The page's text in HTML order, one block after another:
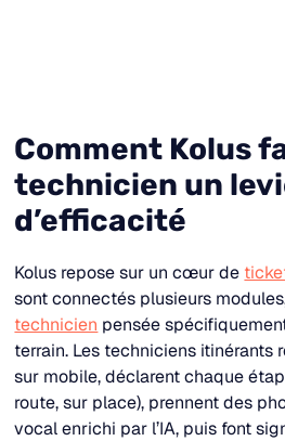
Comment Kolus
technicien un
d’efficacité
Kolus repose sur un cœur de
sont connectés plusieurs
technicien pensée
terrain. Les techniciens itinérants
sur mobile, déclarent chaque
route, sur place), prennent des
vocal enrichi par l’IA, puis font